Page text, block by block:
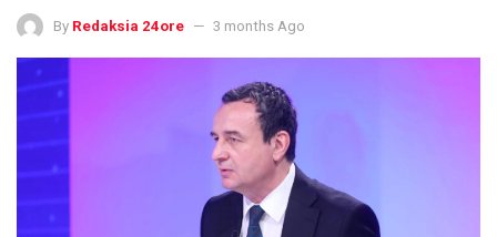
By Redaksia 24ore 3 months Ago